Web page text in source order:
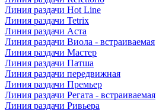
Линия раздачи Hot Line
Линия раздачи Tetrix
Линия раздачи Аста
Линия раздачи Виола - встраиваемая
Линия раздачи Мастер
Линия раздачи Патша
Линия раздачи передвижная
Линия раздачи Премьер
Линия раздачи Регата - встраиваемая
Линия раздачи Ривьера